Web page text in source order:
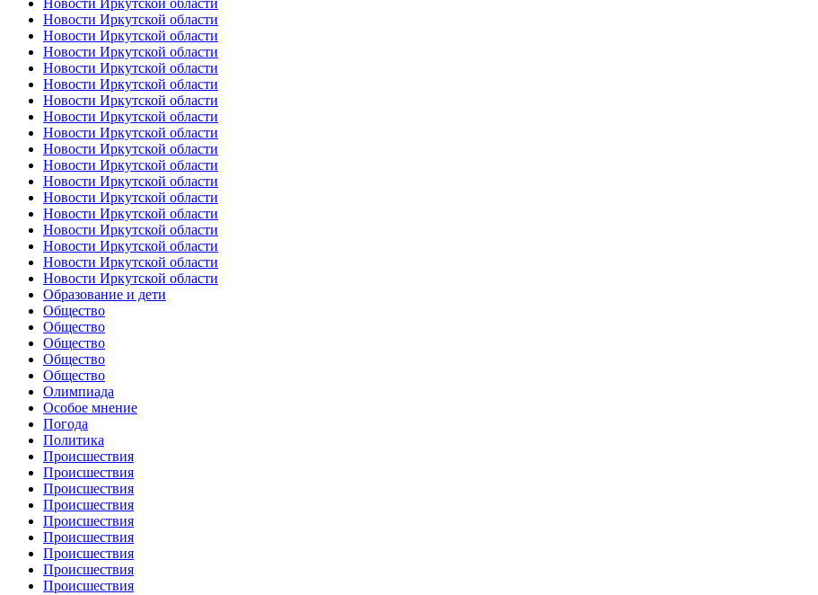
Новости Иркутской области
Новости Иркутской области
Новости Иркутской области
Новости Иркутской области
Новости Иркутской области
Новости Иркутской области
Новости Иркутской области
Новости Иркутской области
Новости Иркутской области
Новости Иркутской области
Новости Иркутской области
Новости Иркутской области
Новости Иркутской области
Новости Иркутской области
Новости Иркутской области
Новости Иркутской области
Новости Иркутской области
Образование и дети
Общество
Общество
Общество
Общество
Общество
Олимпиада
Особое мнение
Погода
Политика
Происшествия
Происшествия
Происшествия
Происшествия
Происшествия
Происшествия
Происшествия
Происшествия
Происшествия